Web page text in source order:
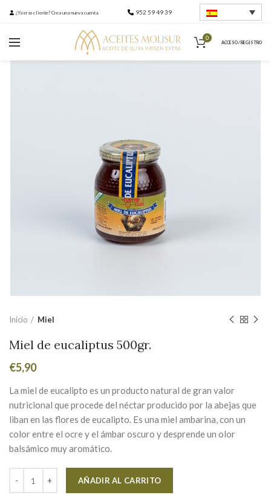
¿Ya eras cliente? Crea una nueva cuenta. 952 59 49 39
0
ACCESO / REGISTRO
Inicio Miel
Miel de eucaliptus 500gr.
€5,90
La miel de eucalipto es un producto natural de gran valor
nutricional que procede del néctar producido por la abejas que
liban en las flores de eucalipto. Es una miel ambarina, con un
color entre el ocre y el ámbar oscuro y desprende un olor
balsámico muy aromático.
AÑADIR AL CARRITO